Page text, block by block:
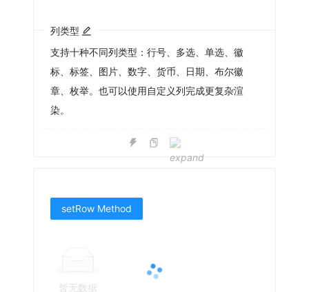
列类型
支持十种不同列类型：行号、多选、单选、徽
标、标签、图片、数字、货币、日期、布尔徽
章、枚举。也可以使用自定义列完成更复杂渲
染。
setRow Method
暂无数据